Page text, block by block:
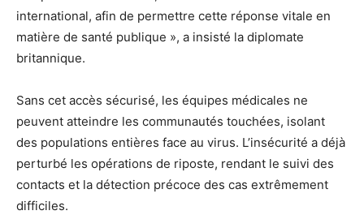
international, afin de permettre cette réponse vitale en
matière de santé publique », a insisté la diplomate
britannique.
Sans cet accès sécurisé, les équipes médicales ne
peuvent atteindre les communautés touchées, isolant
des populations entières face au virus. L’insécurité a déjà
perturbé les opérations de riposte, rendant le suivi des
contacts et la détection précoce des cas extrêmement
difficiles.